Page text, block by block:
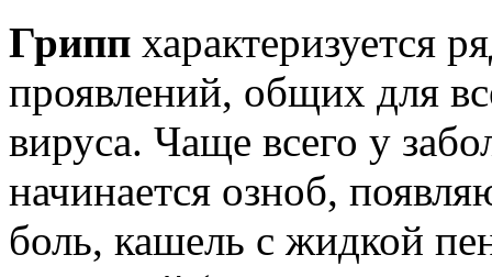
Грипп характеризуется
проявлений, общих для
вируса. Чаще всего у
начинается озноб,
боль, кашель с жидкой